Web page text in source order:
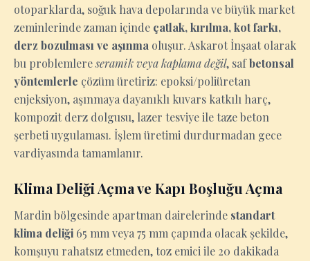
otoparklarda, soğuk hava depolarında ve büyük market
zeminlerinde zaman içinde çatlak, kırılma, kot farkı,
derz bozulması ve aşınma oluşur. Askarot İnşaat olarak
bu problemlereseramik veya kaplama değil, safbetonsal
yöntemlerle çözüm üretiriz: epoksi/poliüretan
enjeksiyon, aşınmaya dayanıklı kuvars katkılı harç,
kompozit derz dolgusu, lazer tesviye ile taze beton
şerbeti uygulaması. İşlem üretimi durdurmadan gece
vardiyasında tamamlanır.
Klima Deliği Açma ve Kapı Boşluğu Açma
Mardin bölgesinde apartman dairelerinde standart
klima deliği 65 mm veya 75 mm çapında olacak şekilde,
komşuyu rahatsız etmeden, toz emici ile 20 dakikada